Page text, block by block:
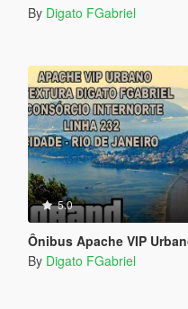
By Digato FGabriel
5.0
Ônibus Apache VIP
By Digato FGabriel